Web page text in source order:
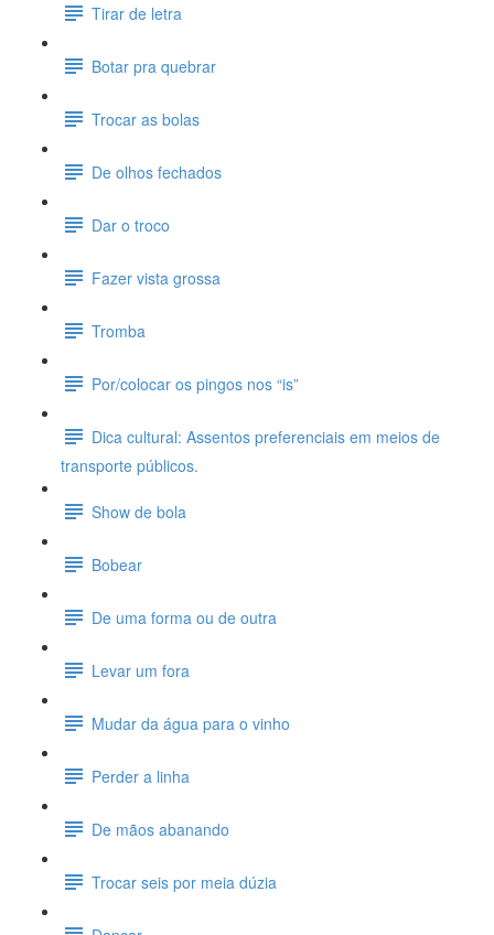
Tirar de letra
Botar pra quebrar
Trocar as bolas
De olhos fechados
Dar o troco
Fazer vista grossa
Tromba
Por/colocar os pingos nos “is”
Dica cultural: Assentos preferenciais em meios de
transporte públicos.
Show de bola
Bobear
De uma forma ou de outra
Levar um fora
Mudar da água para o vinho
Perder a linha
De mãos abanando
Trocar seis por meia dúzia